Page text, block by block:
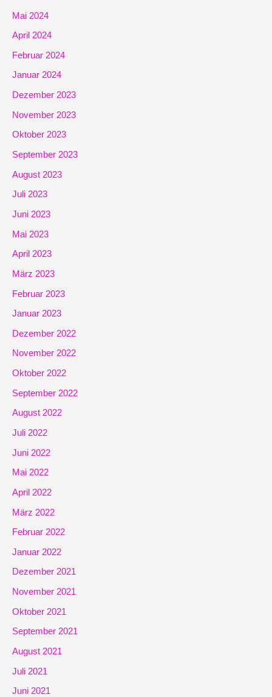
Mai 2024
April 2024
Februar 2024
Januar 2024
Dezember 2023
November 2023
Oktober 2023
September 2023
August 2023
Juli 2023
Juni 2023
Mai 2023
April 2023
März 2023
Februar 2023
Januar 2023
Dezember 2022
November 2022
Oktober 2022
September 2022
August 2022
Juli 2022
Juni 2022
Mai 2022
April 2022
März 2022
Februar 2022
Januar 2022
Dezember 2021
November 2021
Oktober 2021
September 2021
August 2021
Juli 2021
Juni 2021